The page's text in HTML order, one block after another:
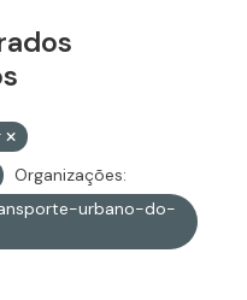
Organizações:
urbano-do-